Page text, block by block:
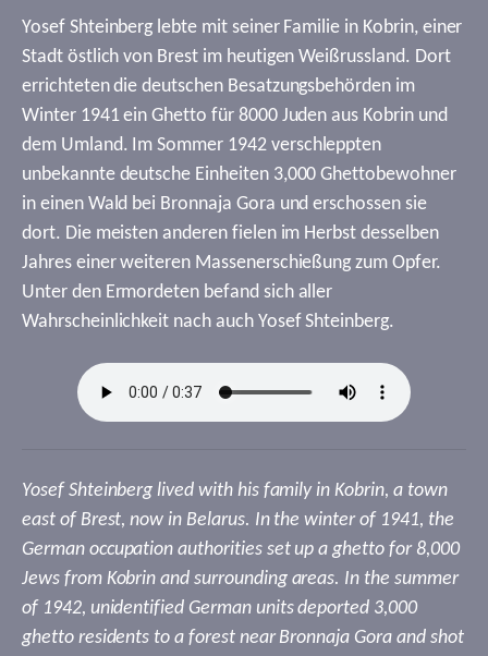
Yosef Shteinberg lebte mit seiner Familie in Kobrin, einer
Stadt östlich von Brest im heutigen Weißrussland. Dort
errichteten die deutschen Besatzungsbehörden im
Winter 1941 ein Ghetto für 8000 Juden aus Kobrin und
dem Umland. Im Sommer 1942 verschleppten
unbekannte deutsche Einheiten 3,000 Ghettobewohner
in einen Wald bei Bronnaja Gora und erschossen sie
dort. Die meisten anderen fielen im Herbst desselben
Jahres einer weiteren Massenerschießung zum Opfer.
Unter den Ermordeten befand sich aller
Wahrscheinlichkeit nach auch Yosef Shteinberg.
Yosef Shteinberg lived with his family in Kobrin, a town
east of Brest, now in Belarus. In the winter of 1941, the
German occupation authorities set up a ghetto for 8,000
Jews from Kobrin and surrounding areas. In the summer
of 1942, unidentified German units deported 3,000
ghetto residents to a forest near Bronnaja Gora and shot